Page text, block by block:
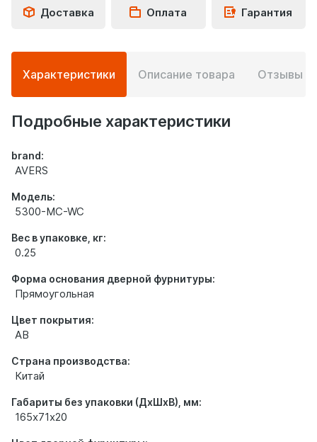
Доставка Оплата Гарантия
Подробная
информация
о
товаре
Характеристики Описание товара Отзывы
Подробные характеристики
brand:
AVERS
Модель:
5300-MC-WC
Вес в упаковке, кг:
0.25
Форма основания дверной фурнитуры:
Прямоугольная
Цвет покрытия:
AB
Страна производства:
Китай
Габариты без упаковки (ДхШхВ), мм:
165х71х20